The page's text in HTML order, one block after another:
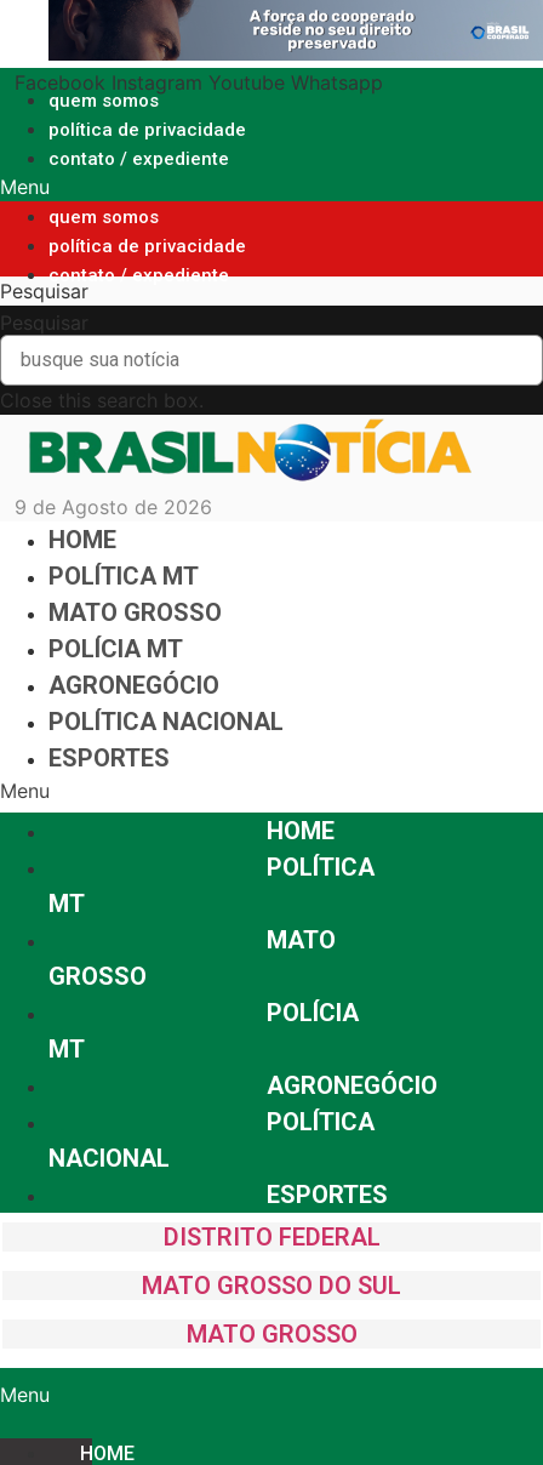
o
conteúdo
Facebook Instagram Youtube Whatsapp
quem somos
política de privacidade
contato / expediente
Menu
quem somos
política de privacidade
contato / expediente
Pesquisar
Pesquisar
Close this search box.
9 de Agosto de 2026
HOME
POLÍTICA MT
MATO GROSSO
POLÍCIA MT
AGRONEGÓCIO
POLÍTICA NACIONAL
ESPORTES
Menu
HOME
POLÍTICA
MT
MATO
GROSSO
POLÍCIA
MT
AGRONEGÓCIO
POLÍTICA
NACIONAL
ESPORTES
DISTRITO FEDERAL
MATO GROSSO DO SUL
MATO GROSSO
Menu
HOME